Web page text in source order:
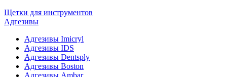
Щетки для инструментов
Адгезивы
Адгезивы Imicryl
Адгезивы IDS
Адгезивы Dentsply
Адгезивы Boston
Адгезивы Ambar